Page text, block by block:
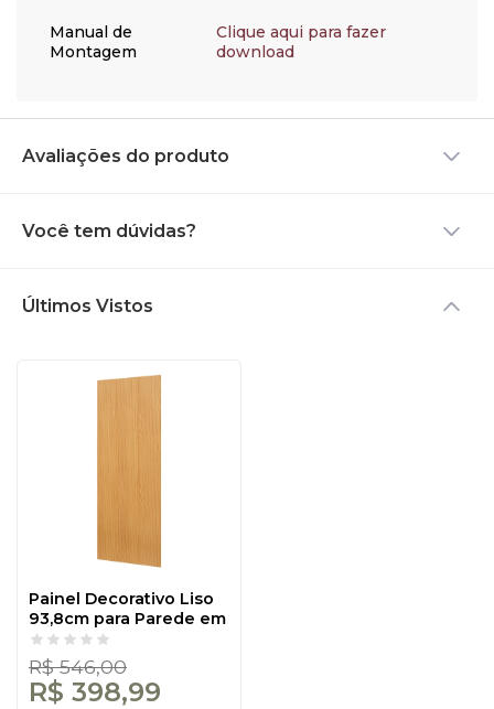
diretamente em cima do
móvel para não causar
bolhas, manchas ou outros
exponha sua peça
cortinas ou persianas para
Manual de
Montagem
Clique aqui para fazer
download
Avaliações do produto
Você tem dúvidas?
Últimos Vistos
Painel Decorativo Liso
93,8cm para Parede em
Mdf Carvalho Rosé -
Dalla Costa
R$ 546,00
R$ 398,99